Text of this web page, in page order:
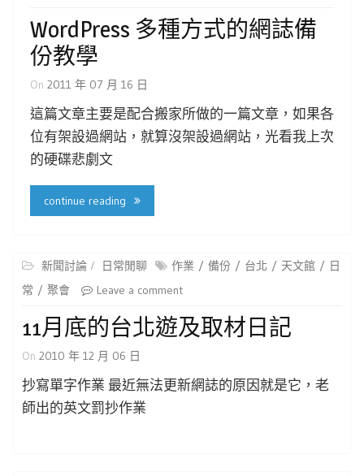
WordPress 多種方式的網誌備
份教學
On 2011 年 07 月 16 日
這篇文章主要是配合搬家所做的一篇文章，如果各
位有架設過網站，就算沒架設過網站，光看我上次
的硬碟悲劇文
continue reading
新聞討論 日常閒聊 作業 備份 台北 天文館
日
常
聚會 Leave a comment
11月底的台北遊及取材日記
On 2010 年 12 月 06 日
抄寫單字作業 最近無法更新網誌的原因就是它，老
師出的英文罰抄作業